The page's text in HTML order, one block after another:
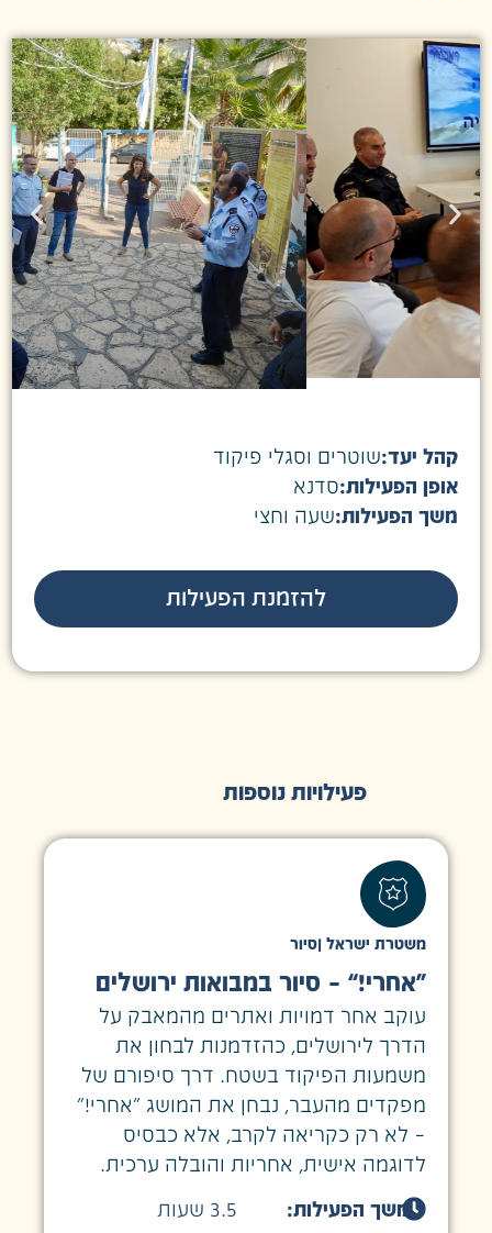
קהל יעד:שוטרים וסגלי פיקוד
אופן הפעילות:סדנא
משך הפעילות:שעה וחצי
להזמנת הפעילות
פעילויות נוספות
משטרת ישראל סיור
“אחרי!” – סיור במבואות ירושלים
עוקב אחר דמויות ואתרים מהמאבק על
הדרך לירושלים, כהזדמנות לבחון את
משמעות הפיקוד בשטח. דרך סיפורם של
מפקדים מהעבר, נבחן את המושג "אחרי!"
– לא רק כקריאה לקרב, אלא כבסיס
לדוגמה אישית, אחריות והובלה ערכית.
משך הפעילות: 3.5 שעות